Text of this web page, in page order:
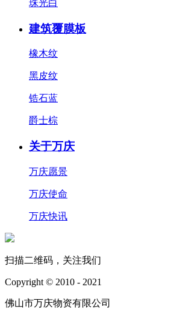
珠光白
建筑覆膜板
橡木纹
黑皮纹
锆石蓝
爵士棕
关于万庆
万庆愿景
万庆使命
万庆快讯
扫描二维码，关注我们
Copyright © 2010 - 2021
佛山市万庆物资有限公司